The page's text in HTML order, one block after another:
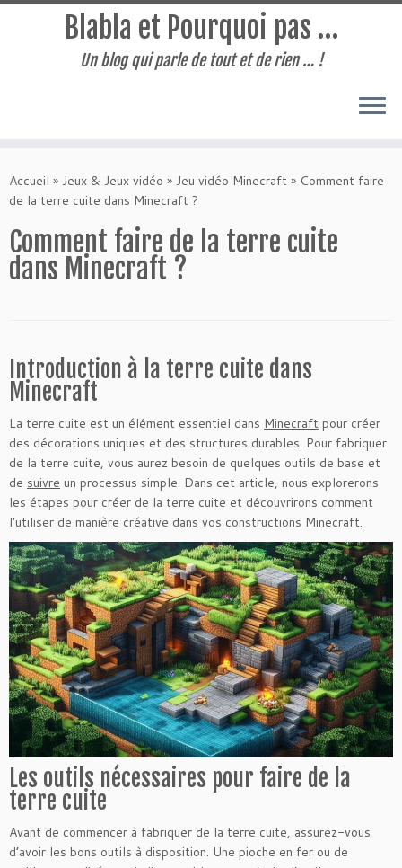
au
contenu
Blabla et Pourquoi pas …
Un blog qui parle de tout et de rien … !
Accueil » Jeux & Jeux vidéo » Jeu vidéo Minecraft » Comment faire
de la terre cuite dans Minecraft ?
Comment faire de la terre cuite
dans Minecraft ?
Introduction à la terre cuite dans
Minecraft
La terre cuite est un élément essentiel dans Minecraft pour créer
des décorations uniques et des structures durables. Pour fabriquer
de la terre cuite, vous aurez besoin de quelques outils de base et
de suivre un processus simple. Dans cet article, nous explorerons
les étapes pour créer de la terre cuite et découvrirons comment
l’utiliser de manière créative dans vos constructions Minecraft.
Les outils nécessaires pour faire de la
terre cuite
Avant de commencer à fabriquer de la terre cuite, assurez-vous
d’avoir les bons outils à disposition. Une pioche en fer ou de